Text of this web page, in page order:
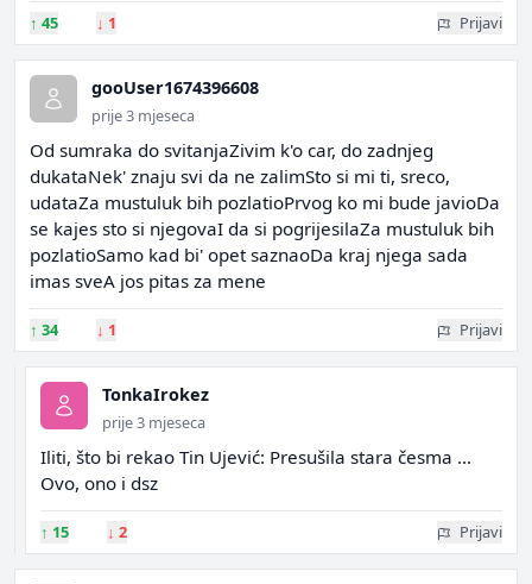
↑ 45 ↓ 1 Prijavi
gooUser1674396608
prije 3 mjeseca
Od sumraka do svitanjaZivim k'o car, do zadnjeg
dukataNek' znaju svi da ne zalimSto si mi ti, sreco,
udataZa mustuluk bih pozlatioPrvog ko mi bude javioDa
se kajes sto si njegovaI da si pogrijesilaZa mustuluk bih
pozlatioSamo kad bi' opet saznaoDa kraj njega sada
imas sveA jos pitas za mene
↑ 34 ↓ 1 Prijavi
TonkaIrokez
prije 3 mjeseca
Iliti, što bi rekao Tin Ujević: Presušila stara česma ...
Ovo, ono i dsz
↑ 15 ↓ 2 Prijavi